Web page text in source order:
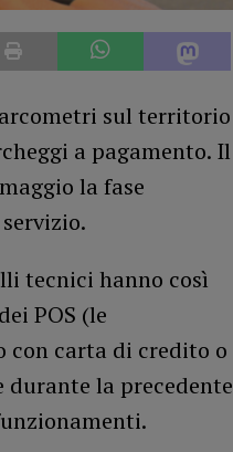
sul territorio
a pagamento. Il
la fase
tecnici hanno così
POS (le
con carta di credito o
la precedente